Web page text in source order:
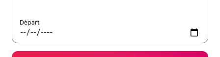
Départ